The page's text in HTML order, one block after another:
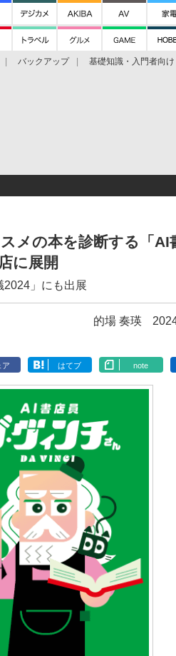
バックアップ 基礎知識・入門者向け
メの本を診断する「AI
に展開
2024」にも出展
的場 奏瑛
ア はてブ note